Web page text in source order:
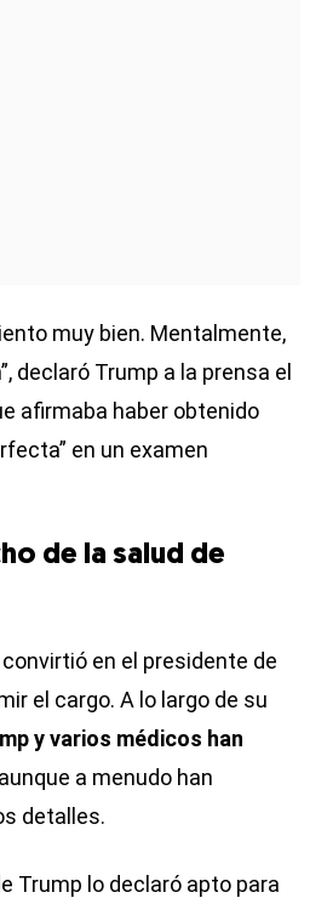
muy bien. Mentalmente,
declaró Trump a la prensa el
afirmaba haber obtenido
en un examen
de la salud de
en el presidente de
el cargo. A lo largo de su
y varios médicos han
a menudo han
detalles.
Trump lo declaró apto para